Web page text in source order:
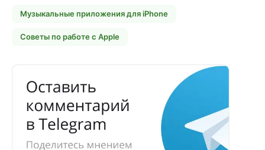
Музыкальные приложения для iPhone
Советы по работе с Apple